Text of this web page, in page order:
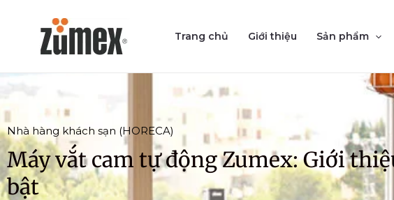
content
Trang chủ Giới thiệu Sản phẩm
Nhà hàng khách sạn (HORECA)
Máy vắt cam tự động Zumex: Giới
bật